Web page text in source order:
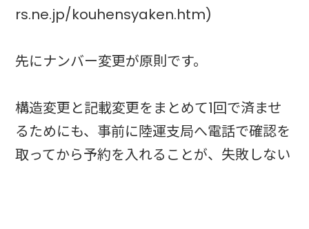
rs.ne.jp/kouhensyaken.htm)
先にナンバー変更が原則です。
構造変更と記載変更をまとめて1回で済ませ
るためにも、事前に陸運支局へ電話で確認を
取ってから予約を入れることが、失敗しない